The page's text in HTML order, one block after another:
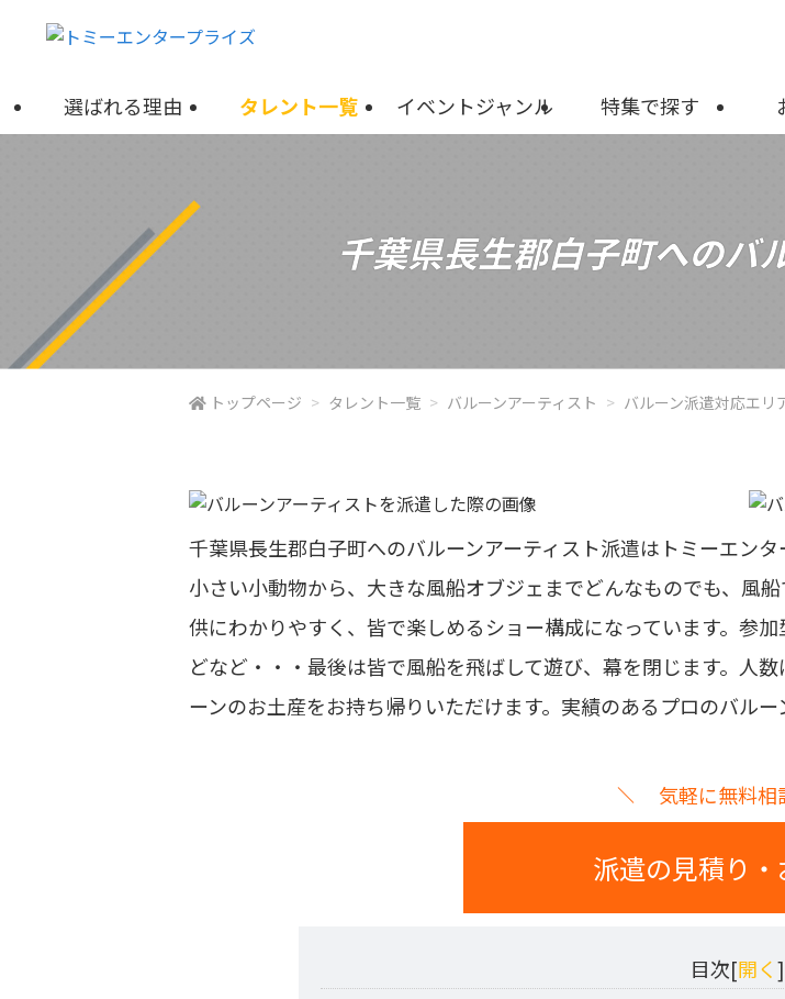
選ばれる理由 タレント一覧 イベントジャンル 特集で探す
千葉県長生郡白子町へのバ
トップページ タレント一覧 バルーンアーティスト バルーン派遣対応エリ
千葉県長生郡白子町へのバルーンアーティスト派遣はトミーエンタ
小さい小動物から、大きな風船オブジェまでどんなものでも、風
供にわかりやすく、皆で楽しめるショー構成になっています。参
どなど・・・最後は皆で風船を飛ばして遊び、幕を閉じます。人
ーンのお土産をお持ち帰りいただけます。 実績のあるプロのバル
気軽に無料相
派遣の見積り
目次[開く]